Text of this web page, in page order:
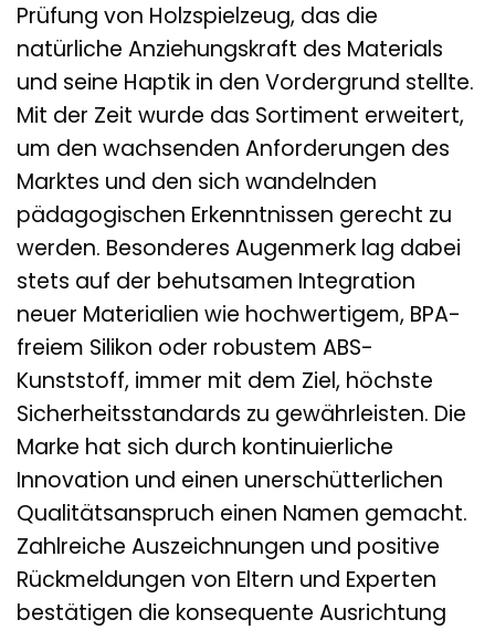
Prüfung von Holzspielzeug, das die
natürliche Anziehungskraft des Materials
und seine Haptik in den Vordergrund stellte.
Mit der Zeit wurde das Sortiment erweitert,
um den wachsenden Anforderungen des
Marktes und den sich wandelnden
pädagogischen Erkenntnissen gerecht zu
werden. Besonderes Augenmerk lag dabei
stets auf der behutsamen Integration
neuer Materialien wie hochwertigem, BPA-
freiem Silikon oder robustem ABS-
Kunststoff, immer mit dem Ziel, höchste
Sicherheitsstandards zu gewährleisten. Die
Marke hat sich durch kontinuierliche
Innovation und einen unerschütterlichen
Qualitätsanspruch einen Namen gemacht.
Zahlreiche Auszeichnungen und positive
Rückmeldungen von Eltern und Experten
bestätigen die konsequente Ausrichtung